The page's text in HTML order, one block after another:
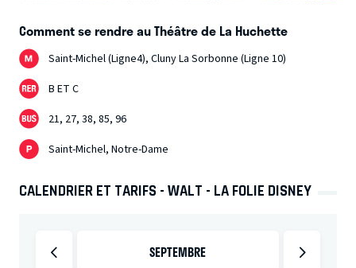
Comment se rendre au Théâtre de La Huchette
Saint-Michel (Ligne4), Cluny La Sorbonne (Ligne 10)
B ET C
21, 27, 38, 85, 96
Saint-Michel, Notre-Dame
CALENDRIER ET TARIFS - WALT - LA FOLIE DISNEY
SEPTEMBRE